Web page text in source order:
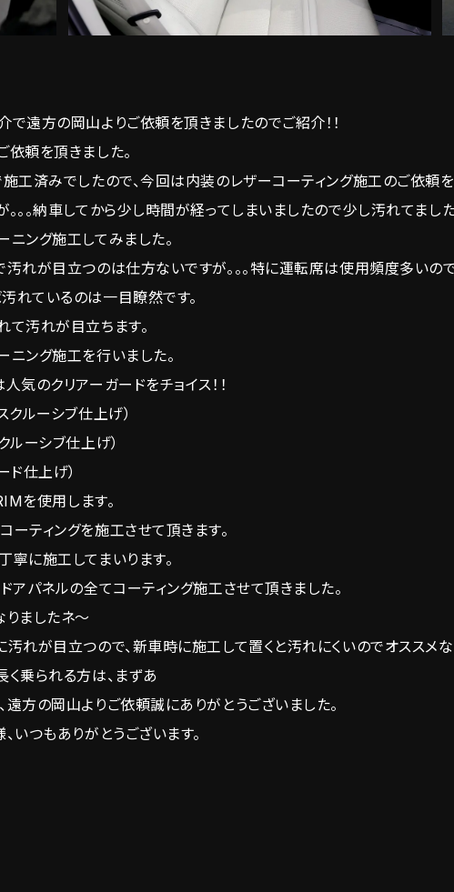
で遠方の岡山よりご依頼を頂きましたのでご紹介！！
頼を頂きました。
施工済みでしたので、今回は内装のレザーコーティング施工のご依頼
。。納車してから少し時間が経ってしまいましたので少し汚れてました
ニング施工してみました。
汚れが目立つのは仕方ないですが。。。特に運転席は使用頻度多いの
れているのは一目瞭然です。
て汚れが目立ちます。
ニング施工を行いました。
気のクリアーガードをチョイス！！
クルーシブ仕上げ）
ルーシブ仕上げ）
ド仕上げ）
を使用します。
ーティングを施工させて頂きます。
に施工してまいります。
アパネルの全てコーティング施工させて頂きました。
りましたネ～
汚れが目立つので、新車時に施工して置くと汚れにくいのでオススメな
乗られる方は、まずあ
方の岡山よりご依頼誠にありがとうございました。
いつもありがとうございます。